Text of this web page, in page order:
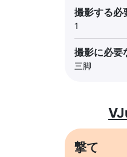
撮影する必
1
撮影に必要
三脚
撃て